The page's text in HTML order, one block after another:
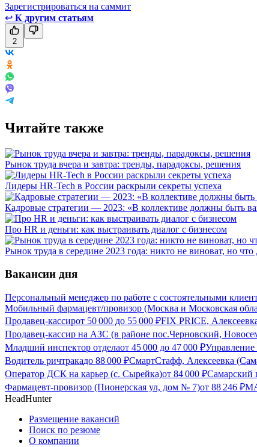
Зарегистрироваться на саммит
↩ К другим статьям
2
Читайте также
Рынок труда вчера и завтра: тренды, парадоксы, решения
Лидеры HR-Tech в России раскрыли секреты успеха
Кадровые стратегии — 2023: «В коллективе должны быть
Про HR и деньги: как выстраивать диалог с бизнесом
Рынок труда в середине 2023 года: никто не виноват, но
Вакансии дня
Персональный менеджер по работе с состоятельными
Мобильный фармацевт/провизор (Москва и Московская
Продавец-кассирот 50 000 до 55 000 ₽FIX PRICE,
Продавец-кассир на АЗС (в районе пос.Черновский,
Младший инспектор отделаот 45 000 до 47 000 ₽
Водитель ричтракадо 88 000 ₽СмартСтафф, Алексеевка
Оператор ДСК на карьер (с. Сырейка)от 84 000 ₽Самарский
Фармацевт-провизор (Пионерская ул, дом № 7)от 88 246 ₽
HeadHunter
Размещение вакансий
Поиск по резюме
О компании